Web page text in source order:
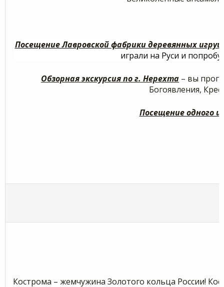
Посещение Лавровской фабрики деревянных
играли на Руси и
Обзорная экскурсия по г. Нерехта – вы
Богоявления,
Посещение одного
Кострома – жемчужина Золотого кольца России!